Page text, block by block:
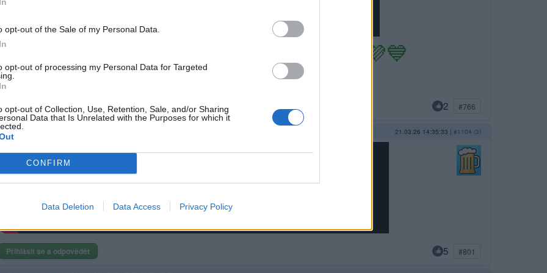
opt-out of the Sale of my Personal Data.
opt-out of processing my Personal Data for Targeted
opt-out of Collection, Use, Retention, Sale, and/or Sharing
Data that Is Unrelated with the Purposes for which it
CONFIRM
Data Deletion Data Access Privacy Policy
❤️️🧡💛💜💙
se a odpovědět 2 #766
21.03.26 14:35:33 | #1104 (3)
Přihlásit se a odpovědět 5 #801